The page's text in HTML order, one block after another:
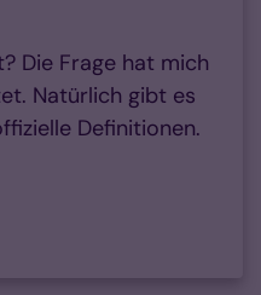
Die Frage hat mich
Natürlich gibt es
Definitionen.